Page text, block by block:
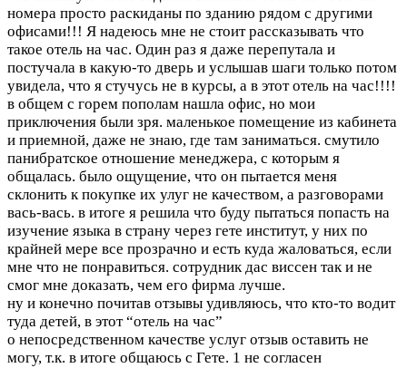
номера просто раскиданы по зданию рядом с другими
офисами!!! Я надеюсь мне не стоит рассказывать что
такое отель на час. Один раз я даже перепутала и
постучала в какую-то дверь и услышав шаги только потом
увидела, что я стучусь не в курсы, а в этот отель на час!!!!
в общем с горем пополам нашла офис, но мои
приключения были зря. маленькое помещение из кабинета
и приемной, даже не знаю, где там заниматься. смутило
панибратское отношение менеджера, с которым я
общалась. было ощущение, что он пытается меня
склонить к покупке их улуг не качеством, а разговорами
вась-вась. в итоге я решила что буду пытаться попасть на
изучение языка в страну через гете институт, у них по
крайней мере все прозрачно и есть куда жаловаться, если
мне что не понравиться. сотрудник дас виссен так и не
смог мне доказать, чем его фирма лучше.
ну и конечно почитав отзывы удивляюсь, что кто-то водит
туда детей, в этот “отель на час”
о непосредственном качестве услуг отзыв оставить не
могу, т.к. в итоге общаюсь с Гете. 1 не согласен